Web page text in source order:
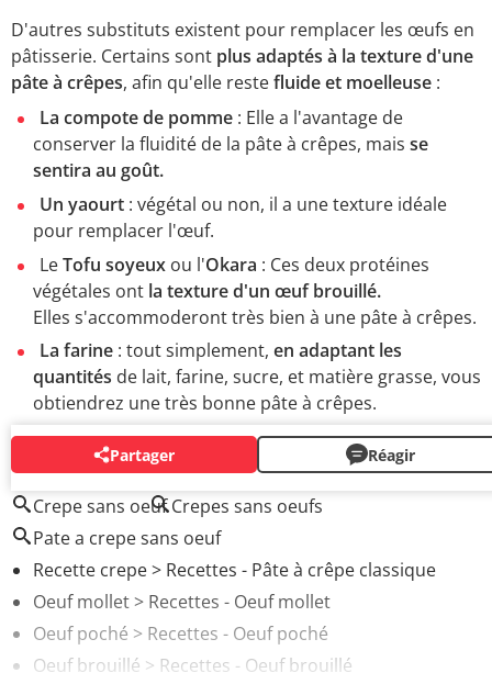
D'autres substituts existent pour remplacer les œufs en
pâtisserie. Certains sont plus adaptés à la texture d'une
pâte à crêpes, afin qu'elle restefluide et moelleuse :
La compote de pomme : Elle a l'avantage de
conserver la fluidité de la pâte à crêpes, mais se
sentira au goût.
Un yaourt : végétal ou non, il a une texture idéale
pour remplacer l'œuf.
LeTofu soyeux ou l'Okara : Ces deux protéines
végétales ont la texture d'un œuf brouillé.
Elles s'accommoderont très bien à une pâte à crêpes.
La farine : tout simplement, en adaptant les
quantités de lait, farine, sucre, et matière grasse, vous
obtiendrez une très bonne pâte à crêpes.
Partager Réagir
AUTOUR DU MÊME SUJET
Crepe sans oeuf Crepes sans oeufs
Pate a crepe sans oeuf
Recette crepe> Recettes - Pâte à crêpe classique
Oeuf mollet> Recettes - Oeuf mollet
Oeuf poché > Recettes - Oeuf poché
Oeuf brouillé > Recettes - Oeuf brouillé